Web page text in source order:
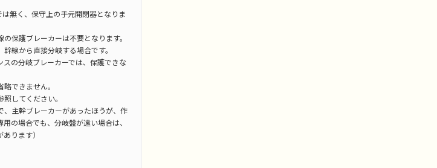
無く、保守上の手元開閉器となりま
保護ブレーカーは不要となります。
線から直接分岐する場合です。
の分岐ブレーカーでは、保護できな
できません。
してください。
、主幹ブレーカーがあったほうが、作
の場合でも、分岐盤が遠い場合は、
ります）